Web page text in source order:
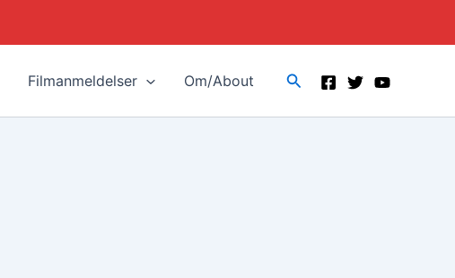
Filmanmeldelser Om/About Search